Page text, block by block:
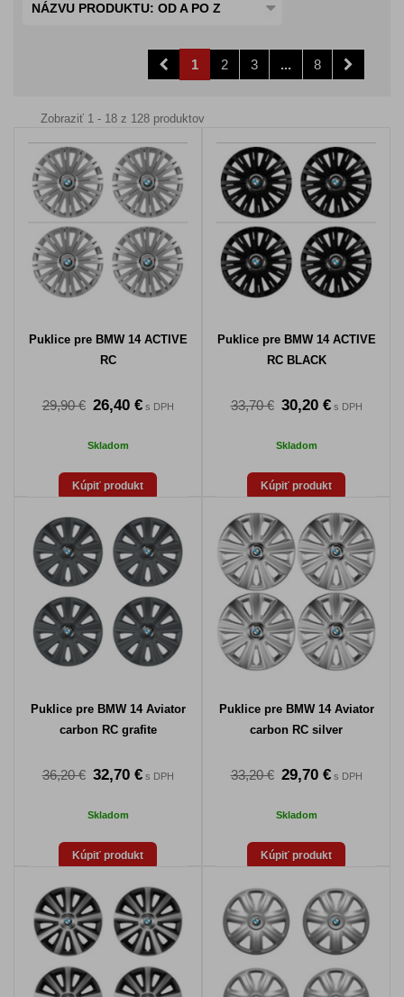
NÁZVU PRODUKTU: OD A PO Z
1 2 3 ... 8
Zobraziť 1 - 18 z 128 produktov
Puklice pre BMW 14 ACTIVE
RC
29,90 € 26,40 €s DPH
Skladom
Kúpiť produkt
Puklice pre BMW 14 ACTIVE
RC BLACK
33,70 € 30,20 €s DPH
Skladom
Kúpiť produkt
Puklice pre BMW 14 Aviator
carbon RC grafite
36,20 € 32,70 €s DPH
Skladom
Kúpiť produkt
Puklice pre BMW 14 Aviator
carbon RC silver
33,20 € 29,70 €s DPH
Skladom
Kúpiť produkt